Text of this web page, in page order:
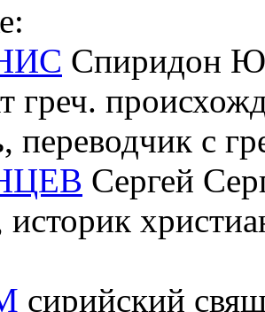
Спиридон
греч.
переводчик с
Сергей
историк
сирийский